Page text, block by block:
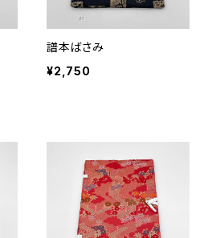
譜本ばさみ
¥2,750